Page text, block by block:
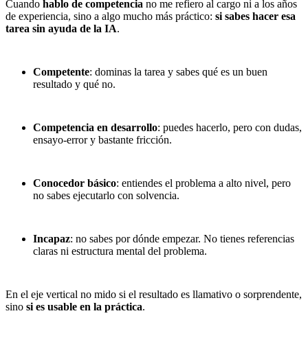
Cuando hablo de competencia no me refiero al cargo ni a los años
de experiencia, sino a algo mucho más práctico: si sabes hacer esa
tarea sin ayuda de la IA.
Competente: dominas la tarea y sabes qué es un buen
resultado y qué no.
Competencia en desarrollo: puedes hacerlo, pero con dudas,
ensayo-error y bastante fricción.
Conocedor básico: entiendes el problema a alto nivel, pero
no sabes ejecutarlo con solvencia.
Incapaz: no sabes por dónde empezar. No tienes referencias
claras ni estructura mental del problema.
En el eje vertical no mido si el resultado es llamativo o sorprendente,
sino si es usable en la práctica.